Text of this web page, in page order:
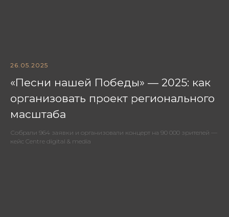
26.05.2025
«Песни нашей Победы» — 2025: как
организовать проект регионального
масштаба
Собрали 964 заявки и организовали концерт на 90 000 зрителей —
кейс Centre digital & media